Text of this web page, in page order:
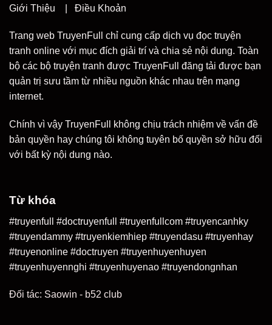
Giới Thiệu Điều Khoản
Trang web TruyenFull chỉ cung cấp dịch vụ đọc truyện
tranh online với mục đích giải trí và chia sẻ nội dung. Toàn
bộ các bộ truyện tranh được TruyenFull đăng tải được bạn
quản trị sưu tầm từ nhiều nguồn khác nhau trên mạng
internet.
Chính vì vậy TruyenFull không chịu trách nhiệm về vấn đề
bản quyền hay chúng tôi không tuyên bố quyền sở hữu đối
với bất kỳ nội dung nào.
Từ khóa
#truyenfull #doctruyenfull #truyenfullcom #truyencanhky
#truyendammy #truyenkiemhiep #truyendasu #truyenhay
#truyenonline #doctruyen #truyenhuyenhuyen
#truyenhuyennghi #truyenhuyenao #truyendongnhan
Đối tác: Saowin - b52 club